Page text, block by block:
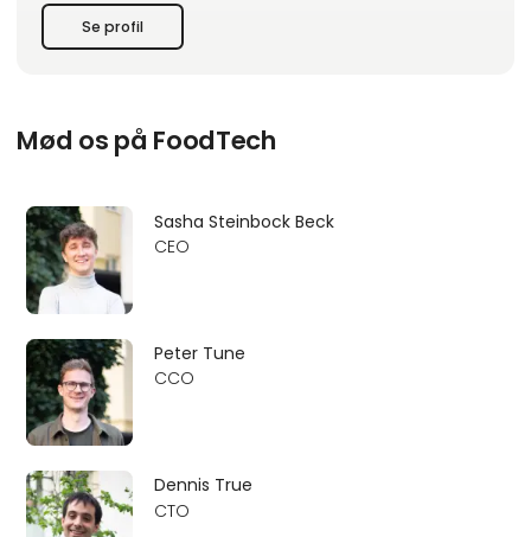
er det bedste mærkningssystem i verden.
Se profil
Mød os på FoodTech
Sasha Steinbock Beck
CEO
Peter Tune
CCO
Dennis True
CTO